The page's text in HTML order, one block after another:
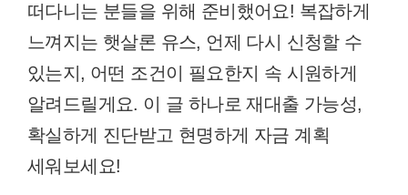
떠다니는 분들을 위해 준비했어요! 복잡하게
느껴지는 햇살론 유스, 언제 다시 신청할 수
있는지, 어떤 조건이 필요한지 속 시원하게
알려드릴게요. 이 글 하나로 재대출 가능성,
확실하게 진단받고 현명하게 자금 계획
세워보세요!